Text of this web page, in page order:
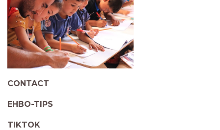
CONTACT
EHBO-TIPS
TIKTOK